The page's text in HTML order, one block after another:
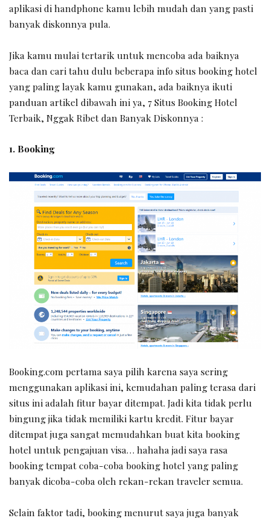
aplikasi di handphone kamu lebih mudah dan yang pasti
banyak diskonnya pula.
Jika kamu mulai tertarik untuk mencoba ada baiknya
baca dan cari tahu dulu beberapa info situs booking hotel
yang paling layak kamu gunakan, ada baiknya ikuti
panduan artikel dibawah ini ya, 7 Situs Booking Hotel
Terbaik, Nggak Ribet dan Banyak Diskonnya :
1. Booking
Booking.com pertama saya pilih karena saya sering
menggunakan aplikasi ini, kemudahan paling terasa dari
situs ini adalah fitur bayar ditempat. Jadi kita tidak perlu
bingung jika tidak memiliki kartu kredit. Fitur bayar
ditempat juga sangat memudahkan buat kita booking
hotel untuk pengajuan visa… hahaha jadi saya rasa
booking tempat coba-coba booking hotel yang paling
banyak dicoba-coba oleh rekan-rekan traveler semua.
Selain faktor tadi, booking menurut saya juga banyak